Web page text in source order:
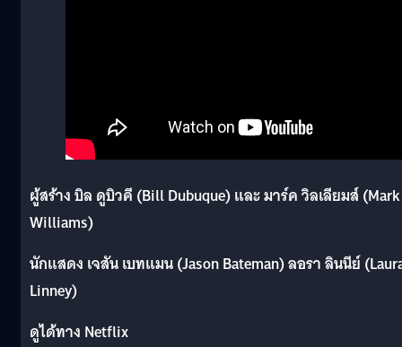
ผู้สร้าง บิล ดูบิวคี (Bill Dubuque) และ มาร์ค วิลเลียมส์ (Mark
Williams)
นักแสดง เจสัน เบทแมน (Jason Bateman) ลอรา ลินนีย์
Linney)
ดูได้ทาง Netflix